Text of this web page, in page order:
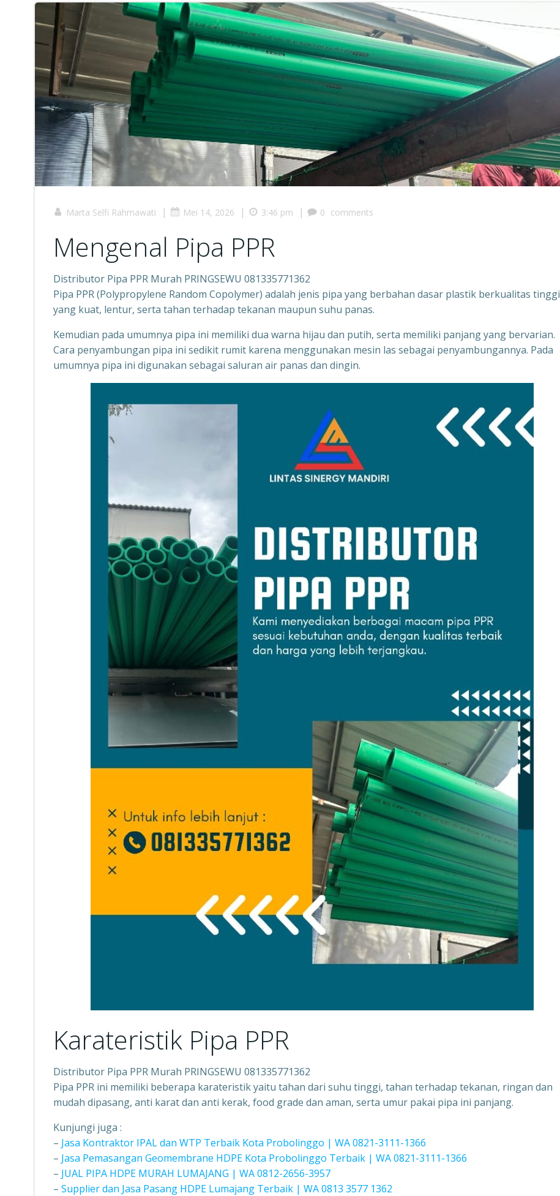
Marta Selfi Rahmawati | Mei 14, 2026 | 3:46 pm | 0 comments
Mengenal Pipa PPR
Distributor Pipa PPR Murah PRINGSEWU 081335771362
Pipa PPR (Polypropylene Random Copolymer) adalah jenis pipa yang berbahan dasar plastik berkualitas tinggi
yang kuat, lentur, serta tahan terhadap tekanan maupun suhu panas.
Kemudian pada umumnya pipa ini memiliki dua warna hijau dan putih, serta memiliki panjang yang bervarian.
Cara penyambungan pipa ini sedikit rumit karena menggunakan mesin las sebagai penyambungannya. Pada
umumnya pipa ini digunakan sebagai saluran air panas dan dingin.
Karateristik Pipa PPR
Distributor Pipa PPR Murah PRINGSEWU 081335771362
Pipa PPR ini memiliki beberapa karateristik yaitu tahan dari suhu tinggi, tahan terhadap tekanan, ringan dan
mudah dipasang, anti karat dan anti kerak, food grade dan aman, serta umur pakai pipa ini panjang.
Kunjungi juga :
– Jasa Kontraktor IPAL dan WTP Terbaik Kota Probolinggo | WA 0821-3111-1366
– Jasa Pemasangan Geomembrane HDPE Kota Probolinggo Terbaik | WA 0821-3111-1366
– JUAL PIPA HDPE MURAH LUMAJANG | WA 0812-2656-3957
– Supplier dan Jasa Pasang HDPE Lumajang Terbaik | WA 0813 3577 1362